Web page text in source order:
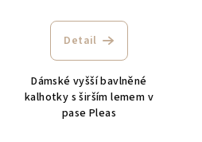
Detail
Dámské vyšší bavlněné
kalhotky s širším lemem v
pase Pleas